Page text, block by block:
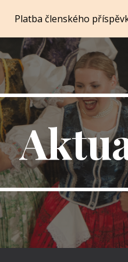
main content
Platba členského